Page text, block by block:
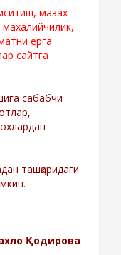
мазах
ерга
сайтга
сабабчи
ташқаридаги
Қодирова